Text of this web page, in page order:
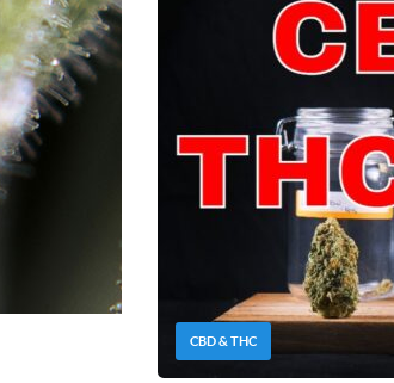
CBD & THC